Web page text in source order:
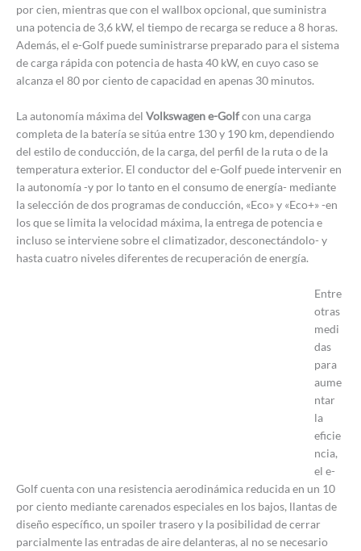
por cien, mientras que con el wallbox opcional, que suministra
una potencia de 3,6 kW, el tiempo de recarga se reduce a 8 horas.
Además, el e-Golf puede suministrarse preparado para el sistema
de carga rápida con potencia de hasta 40 kW, en cuyo caso se
alcanza el 80 por ciento de capacidad en apenas 30 minutos.
La autonomía máxima del Volkswagen e-Golfcon una carga
completa de la batería se sitúa entre 130 y 190 km, dependiendo
del estilo de conducción, de la carga, del perfil de la ruta o de la
temperatura exterior. El conductor del e-Golf puede intervenir en
la autonomía -y por lo tanto en el consumo de energía- mediante
la selección de dos programas de conducción, «Eco» y «Eco+» -en
los que se limita la velocidad máxima, la entrega de potencia e
incluso se interviene sobre el climatizador, desconectándolo- y
hasta cuatro niveles diferentes de recuperación de energía.
Entre
otras
medi
das
para
aume
ntar
la
eficie
ncia,
el e-
Golf cuenta con una resistencia aerodinámica reducida en un 10
por ciento mediante carenados especiales en los bajos, llantas de
diseño específico, un spoiler trasero y la posibilidad de cerrar
parcialmente las entradas de aire delanteras, al no se necesario